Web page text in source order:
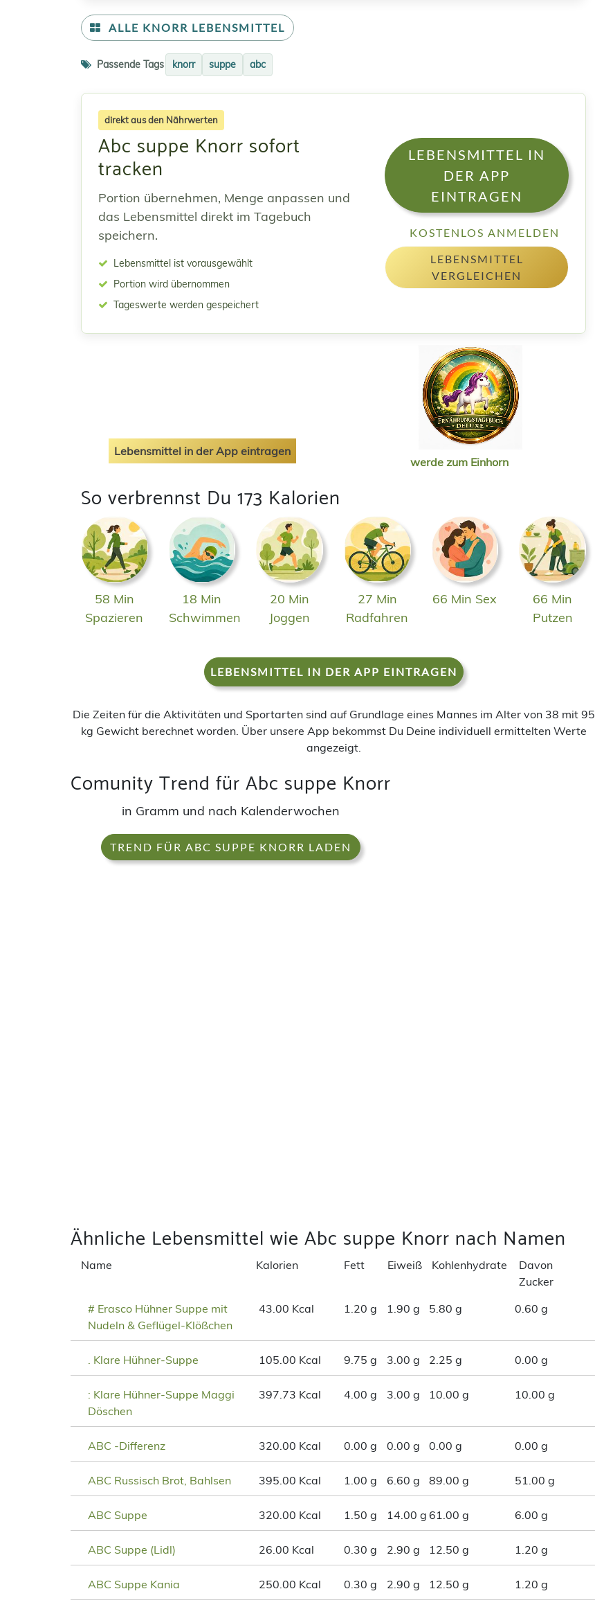
ALLE KNORR LEBENSMITTEL
Passende Tags knorr suppe abc
direkt aus den Nährwerten
Abc suppe Knorr sofort
tracken
Portion übernehmen, Menge anpassen und
das Lebensmittel direkt im Tagebuch
speichern.
Lebensmittel ist vorausgewählt
Portion wird übernommen
Tageswerte werden gespeichert
LEBENSMITTEL IN
DER APP
EINTRAGEN
KOSTENLOS ANMELDEN
LEBENSMITTEL
VERGLEICHEN
Lebensmittel in der App eintragen
werde zum Einhorn
So verbrennst Du 173 Kalorien
58 Min
Spazieren
18 Min
Schwimmen
20 Min
Joggen
27 Min
Radfahren
66 Min Sex
66 Min
Putzen
LEBENSMITTEL IN DER APP EINTRAGEN
Die Zeiten für die Aktivitäten und Sportarten sind auf Grundlage eines Mannes im Alter von 38 mit 95
kg Gewicht berechnet worden. Über unsere App bekommst Du Deine individuell ermittelten Werte
angezeigt.
Comunity Trend für Abc suppe Knorr
in Gramm und nach Kalenderwochen
TREND FÜR ABC SUPPE KNORR LADEN
Ähnliche Lebensmittel wie Abc suppe Knorr nach Namen
Name Kalorien Fett Eiweiß Kohlenhydrate
Davon
Zucker
# Erasco Hühner Suppe mit
Nudeln & Geflügel-Klößchen
43.00 Kcal 1.20 g 1.90 g 5.80 g 0.60 g
. Klare Hühner-Suppe 105.00 Kcal 9.75 g 3.00 g 2.25 g 0.00 g
: Klare Hühner-Suppe Maggi
Döschen
397.73 Kcal 4.00 g 3.00 g 10.00 g 10.00 g
ABC -Differenz 320.00 Kcal 0.00 g 0.00 g 0.00 g 0.00 g
ABC Russisch Brot, Bahlsen 395.00 Kcal 1.00 g 6.60 g 89.00 g 51.00 g
ABC Suppe 320.00 Kcal 1.50 g 14.00 g 61.00 g 6.00 g
ABC Suppe (Lidl) 26.00 Kcal 0.30 g 2.90 g 12.50 g 1.20 g
ABC Suppe Kania 250.00 Kcal 0.30 g 2.90 g 12.50 g 1.20 g